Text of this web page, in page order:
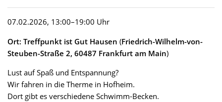
07.02.2026, 13:00–19:00 Uhr
Ort: Treffpunkt ist Gut Hausen (Friedrich-Wilhelm-von-
Steuben-Straße 2, 60487 Frankfurt am Main)
Lust auf Spaß und Entspannung?
Wir fahren in die Therme in Hofheim.
Dort gibt es verschiedene Schwimm-Becken.